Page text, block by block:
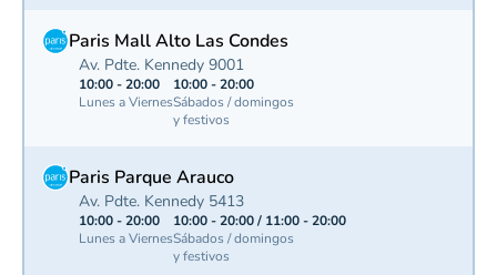
Paris Mall Alto Las Condes
Av. Pdte. Kennedy 9001
10:00 - 20:00
Lunes a Viernes
10:00 - 20:00
Sábados / domingos
y festivos
Paris Parque Arauco
Av. Pdte. Kennedy 5413
10:00 - 20:00
Lunes a Viernes
10:00 - 20:00 / 11:00 - 20:00
Sábados / domingos
y festivos